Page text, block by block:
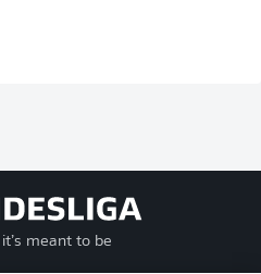
meant to be